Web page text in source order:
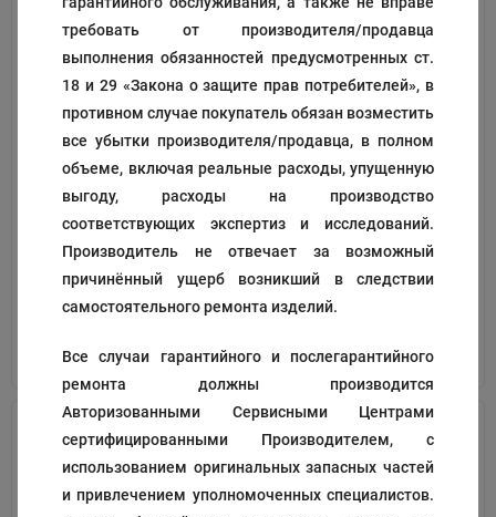
требовать от производителя/продавца
выполнения обязанностей предусмотренных ст.
18 и 29 «Закона о защите прав потребителей», в
противном случае покупатель обязан возместить
все убытки производителя/продавца, в полном
объеме, включая реальные расходы, упущенную
выгоду, расходы на производство
соответствующих экспертиз и исследований.
Производитель не отвечает за возможный
причинённый ущерб возникший в следствии
самостоятельного ремонта изделий.
Все случаи гарантийного и послегарантийного
ремонта должны производится
Авторизованными Сервисными Центрами
сертифицированными Производителем, с
использованием оригинальных запасных частей
и привлечением уполномоченных специалистов.
Шайбы
194084
В корзину
Прокладки
Код: 194050
321
В корзину